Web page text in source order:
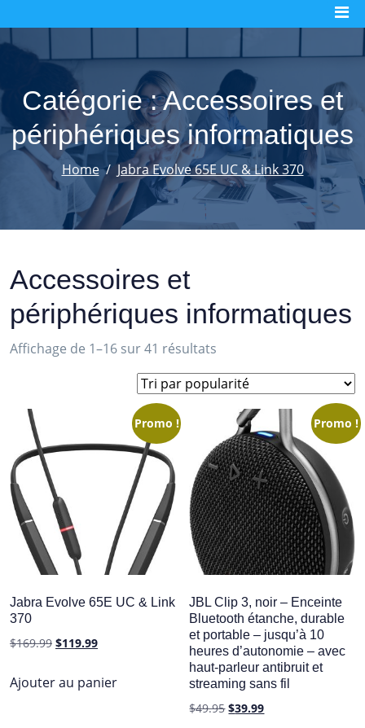
to
content
Catégorie :Accessoires et
périphériques informatiques
Home Jabra Evolve 65E UC & Link 370
Accessoires et
périphériques informatiques
Affichage de 1–16 sur 41 résultats
par
popularité
Promo !
Jabra Evolve 65E UC & Link
370
$169.99 Le
initial
$119.99Le
actuel
Ajouter au panier
Promo !
JBL Clip 3, noir – Enceinte
Bluetooth étanche, durable
et portable – jusqu’à 10
heures d’autonomie – avec
haut-parleur antibruit et
streaming sans fil
$49.95Le
$39.99Le